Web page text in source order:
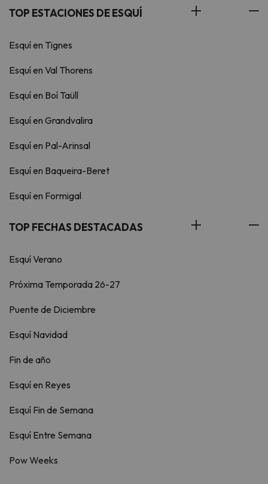
TOP ESTACIONES DE ESQUÍ
Esquí en Tignes
Esquí en Val Thorens
Esquí en Boí Taüll
Esquí en Grandvalira
Esquí en Pal-Arinsal
Esquí en Baqueira-Beret
Esquí en Formigal
TOP FECHAS DESTACADAS
Esquí Verano
Próxima Temporada 26-27
Puente de Diciembre
Esquí Navidad
Fin de año
Esquí en Reyes
Esquí Fin de Semana
Esquí Entre Semana
Pow Weeks